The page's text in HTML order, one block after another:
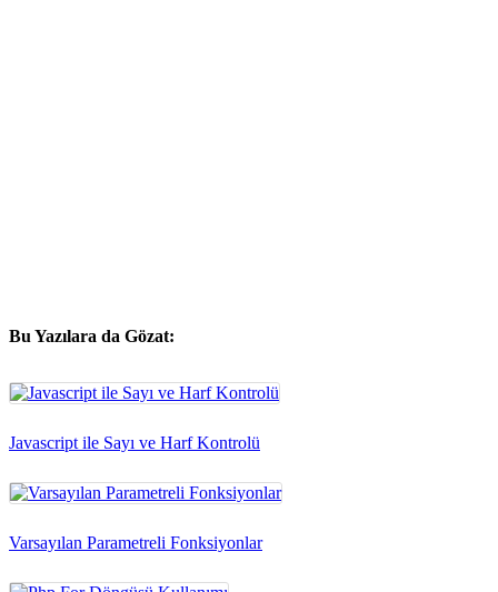
Bu Yazılara da Gözat:
Javascript ile Sayı ve Harf Kontrolü
Varsayılan Parametreli Fonksiyonlar